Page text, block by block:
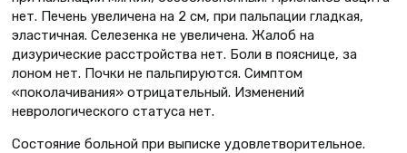
нет. Печень увеличена на 2 см, при пальпации гладкая,
эластичная. Селезенка не увеличена. Жалоб на
дизурические расстройства нет. Боли в пояснице, за
лоном нет. Почки не пальпируются. Симптом
«поколачивания» отрицательный. Изменений
неврологического статуса нет.
Состояние больной при выписке удовлетворительное.